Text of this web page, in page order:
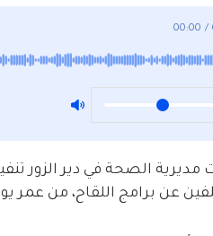
00:00 /
مديرية الصحة في دير الزور
عن برامج اللقاح، من